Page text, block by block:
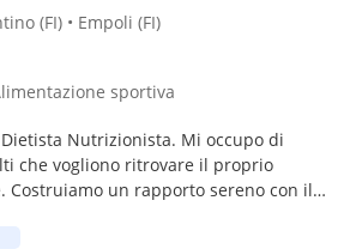
(FI) • Empoli (FI)
sportiva
Nutrizionista. Mi occupo di
che vogliono ritrovare il proprio
un rapporto sereno con il